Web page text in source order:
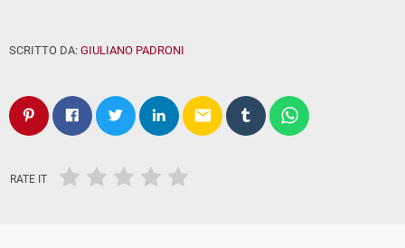
SCRITTO DA: GIULIANO PADRONI
email
RATE IT